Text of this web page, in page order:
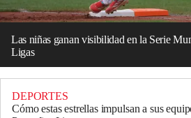
Las niñas ganan visibilidad en la Serie
Ligas
DEPORTES
Cómo estas estrellas impulsan a sus